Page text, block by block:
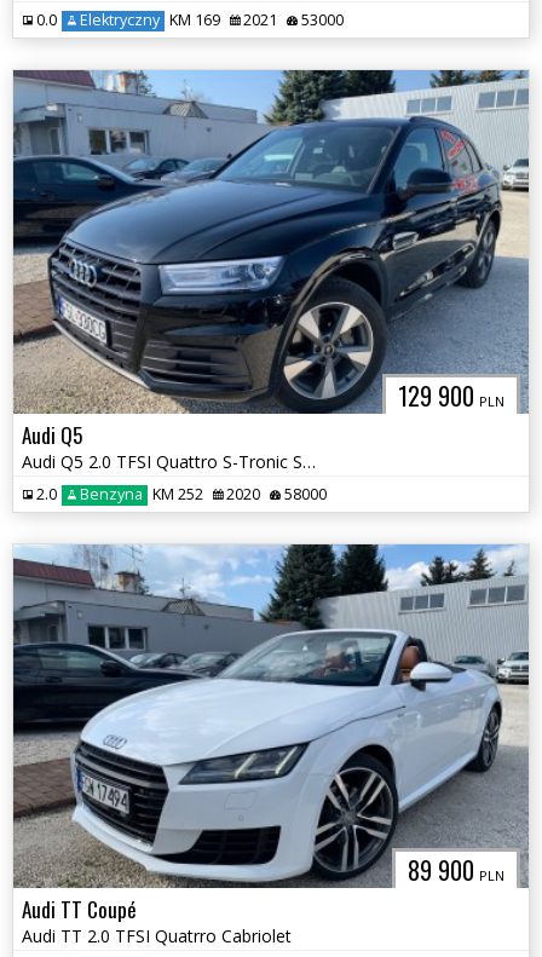
0.0 Elektryczny KM 169 2021 53000
129 900 PLN
Audi Q5
Audi Q5 2.0 TFSI Quattro S-Tronic Sport Pakiet
2.0 Benzyna KM 252 2020 58000
89 900 PLN
Audi TT Coupé
Audi TT 2.0 TFSI Quatrro Cabriolet